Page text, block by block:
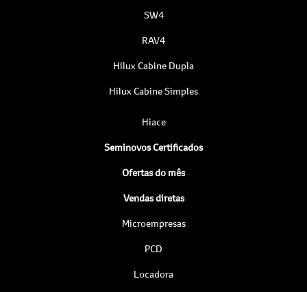
SW4
RAV4
Hilux Cabine Dupla
Hilux Cabine Simples
Hiace
Seminovos Certificados
Ofertas do mês
Vendas diretas
Microempresas
PCD
Locadora